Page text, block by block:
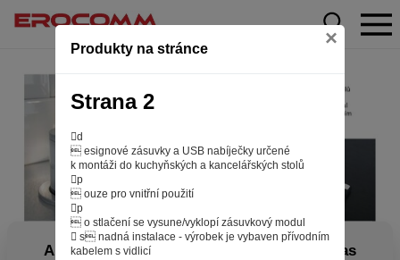
Produkty na stránce ×
Strana 2
d
 esignové zásuvky a USB nabíječky určené
k montáži do kuchyňských a kancelářských stolů
p
 ouze pro vnitřní použití
p
 o stlačení se vysune/vyklopí zásuvkový modul
 s nadná instalace - výrobek je vybaven přívodním
kabelem s vidlicí
Aby web fungoval tak, jak ho znáte (souhlas